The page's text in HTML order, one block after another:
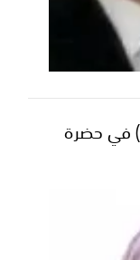
جبهات
مرخة
مواعظ الهاربين.. وسفاحي (94) في حضرة